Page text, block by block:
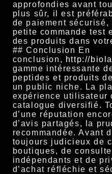
approfondies avant
plus sûr, il est
de paiement sécurisé,
petite commande test
des produits dans
## Conclusion En
conclusion, http://
gamme intéressante
peptides et produits
un public niche. La
expérience utilisateur
catalogue diversifié.
d’une réputation
d’avis partagés, la
recommandée. Avant
toujours judicieux de
boutiques, de
indépendants et de
d’achat réfléchie et